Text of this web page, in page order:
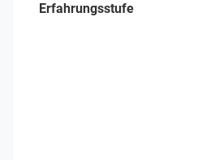
Erfahrungsstufe